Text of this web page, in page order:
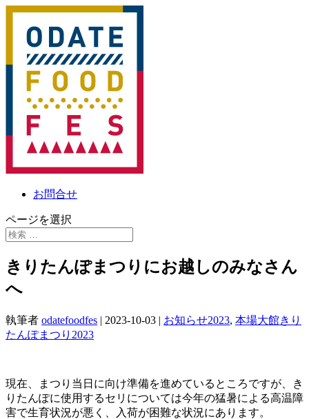
お問合せ
ページを選択
きりたんぽまつりにお越しのみなさん
へ
執筆者 odatefoodfes | 2023-10-03 | お知らせ2023, 本場大館きり
たんぽまつり2023
現在、まつり当日に向け準備を進めているところですが、き
りたんぽに使用するセリについては今年の猛暑による高温障
害で生育状況が悪く、入荷が困難な状況にあります。